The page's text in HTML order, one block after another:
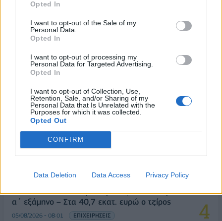
Opted In
I want to opt-out of the Sale of my
Personal Data.
Opted In
I want to opt-out of processing my
Personal Data for Targeted Advertising.
Opted In
I want to opt-out of Collection, Use,
Retention, Sale, and/or Sharing of my
Personal Data that Is Unrelated with the
Purposes for which it was collected.
Opted Out
CONFIRM
Data Deletion Data Access Privacy Policy
ΔΗΜΟΦΙΛΗ
Revolut: Νέος Chief Banking Officer ο Sid Jajodia
Η Vendora επεκτείνεται σε 27 χώρες της
Ευρωπαϊκή 'Ενωσης
Cenergy Holdings: Άνοδος 45% στα καθαρά κέρδη
του α΄ εξαμήνου, στα 138 εκατ. ευρώ
05/08/2026 - 08:19 ΕΠΙΧΕΙΡΗΣΕΙΣ
Παπουτσάνης: Καθαρά κέρδη 3,4 εκατ. ευρώ στο
α΄ εξάμηνο – Στα 40,7 εκατ. ευρώ ο τζίρος
05/08/2026 - 08:01 ΕΠΙΧΕΙΡΗΣΕΙΣ